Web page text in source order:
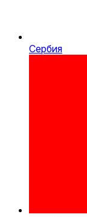
Сербия